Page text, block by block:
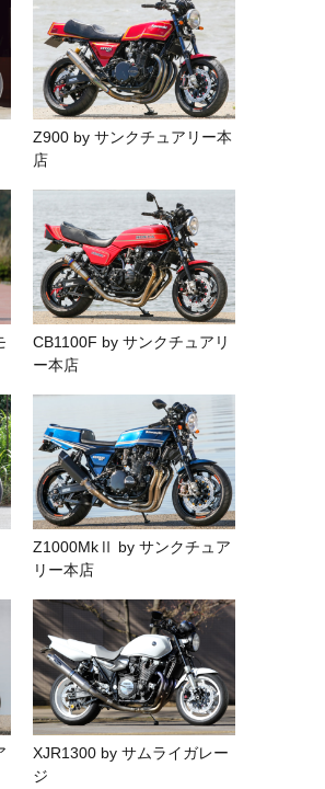
Z900 by サンクチュアリー本
店
CB1100F by サンクチュアリ
ー本店
Z1000MkⅡ by サンクチュア
リー本店
XJR1300 by サムライガレー
ジ